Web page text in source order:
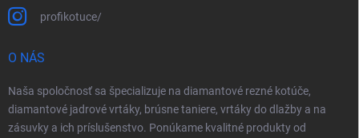
profikotuce/
O NÁS
Naša spoločnosť sa špecializuje na diamantové rezné kotúče,
diamantové jadrové vrtáky, brúsne taniere, vrtáky do dlažby a na
zásuvky a ich príslušenstvo. Ponúkame kvalitné produkty od